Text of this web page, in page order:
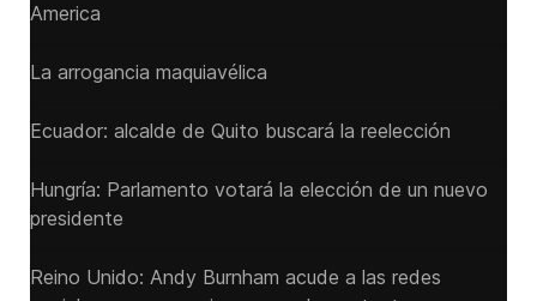
America
La arrogancia maquiavélica
Ecuador: alcalde de Quito buscará la reelección
Hungría: Parlamento votará la elección de un nuevo
presidente
Reino Unido: Andy ‌Burnham acude a las redes